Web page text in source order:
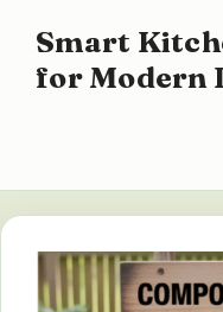
contenu
Smart
for Modern